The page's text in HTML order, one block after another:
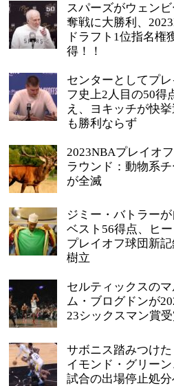
スパーズがウェン
奪戦に大勝利、
ドラフト1位指名権
得！！
センターとしてプレ
フ史上2人目の50得
え、ヨキッチが快
も勝利ならず
2023NBAプレイオ
ラウンド：動物系チ
が全滅
ジミー・バトラーが
ベスト56得点、ヒ
プレイオフ球団新
樹立
セルティックスのマ
ム・ブログドンが
23シックスマン賞
サボニス踏みつけた
イモンド・グリーン
試合の出場停止処